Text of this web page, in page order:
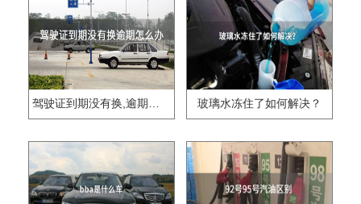
驾驶证到期没有换,逾期怎么办?? 玻璃水冻住了如何解决？